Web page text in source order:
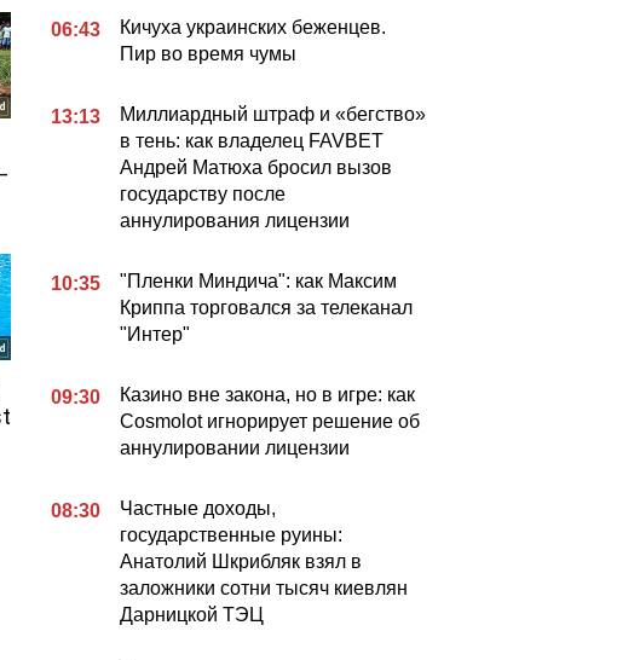
06:43
Кичуха украинских беженцев.
Пир во время чумы
13:13
Миллиардный штраф и «бегство»
в тень: как владелец FAVBET
Андрей Матюха бросил вызов
государству после
аннулирования лицензии
10:35
"Пленки Миндича": как Максим
Криппа торговался за телеканал
"Интер"
09:30
Казино вне закона, но в игре: как
Cosmolot игнорирует решение об
аннулировании лицензии
08:30
Частные доходы,
государственные руины:
Анатолий Шкрибляк взял в
заложники сотни тысяч киевлян
Дарницкой ТЭЦ